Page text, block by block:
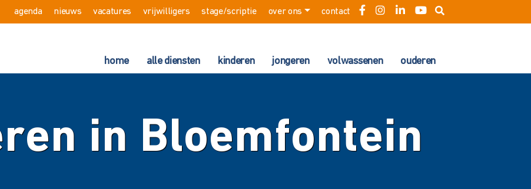
agenda nieuws vacatures vrijwilligers stage/scriptie over ons contact
home alle diensten kinderen jongeren volwassenen ouderen
in Bloemfontein